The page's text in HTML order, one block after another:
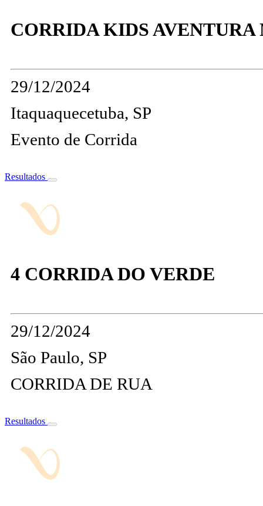
CORRIDA KIDS AVENTURA
29/12/2024
Itaquaquecetuba, SP
Evento de Corrida
Resultados
4 CORRIDA DO VERDE
29/12/2024
São Paulo, SP
CORRIDA DE RUA
Resultados